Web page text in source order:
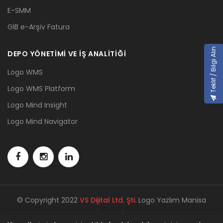
E-SMM
GİB e-Arşiv Fatura
DEPO YÖNETİMİ VE İŞ ANALİTİĞİ
Logo WMS
Logo WMS Platform
Logo Mind Insight
Logo Mind Navigator
© Copyright 2022 VS Dijital Ltd. Şti. Logo Yazlım Manisa
İş Ortağı
Teklif / Bilgi Alın